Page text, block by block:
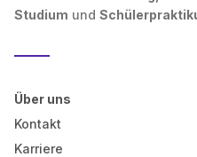
Studium und
Über uns
Kontakt
Karriere